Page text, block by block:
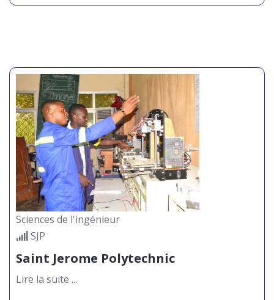
Sciences de l'ingénieur
SJP
Saint Jerome Polytechnic
Lire la suite ...